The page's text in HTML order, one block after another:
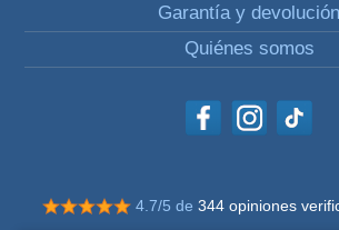
Garantía y devolución
Quiénes somos
4.7/5 de 344 opiniones